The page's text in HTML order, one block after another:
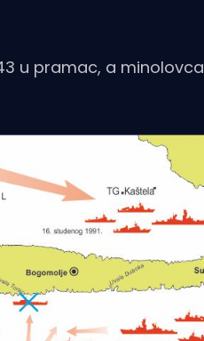
u pramac, a